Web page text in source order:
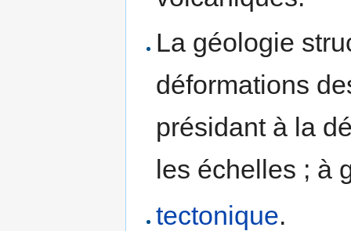
La géologie
déformations
présidant à la
les échelles ; à
tectonique.